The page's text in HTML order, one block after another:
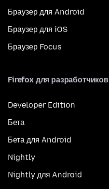
Браузер для Android
Браузер для iOS
Браузер Focus
Firefox для разработчиков
Developer Edition
Бета
Бета для Android
Nightly
Nightly для Android